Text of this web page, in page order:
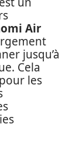
Air
jusqu’à
Cela
les